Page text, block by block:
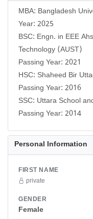
MBA: Bangladesh
Year: 2025
BSC: Engn. in EEE
Technology (AUST)
Passing Year: 2021
HSC: Shaheed Bir
Passing Year: 2016
SSC: Uttara School
Passing Year: 2014
Personal Information
FIRST NAME
private
GENDER
Female